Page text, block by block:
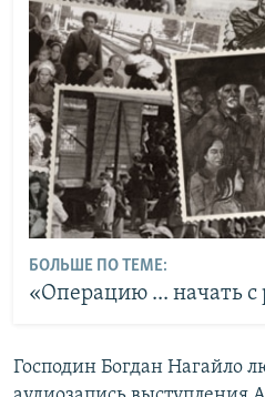
БОЛЬШЕ ПО ТЕМЕ:
«Операцию ... начать с
Господин Богдан Нагайло